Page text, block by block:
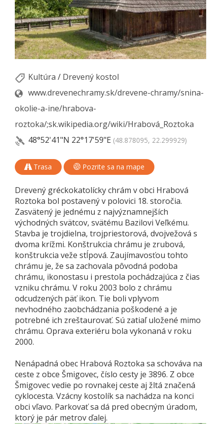
Kultúra / Drevený kostol
www.drevenechramy.sk/drevene-chramy/snina-
okolie-a-ine/hrabova-
roztoka/;sk.wikipedia.org/wiki/Hrabová_Roztoka
48°52'41"N 22°17'59"E (48.878095, 22.299929)
Trasa Pozrite sa na mape
Drevený gréckokatolícky chrám v obci Hrabová
Roztoka bol postavený v polovici 18. storočia.
Zasvätený je jednému z najvýznamnejších
východných svätcov, svätému Bazilovi Veľkému.
Stavba je trojdielna, trojpriestorová, dvojvežová s
dvoma krížmi. Konštrukcia chrámu je zrubová,
konštrukcia veže stĺpová. Zaujímavosťou tohto
chrámu je, že sa zachovala pôvodná podoba
chrámu, ikonostasu i prestola pochádzajúca z čias
vzniku chrámu. V roku 2003 bolo z chrámu
odcudzených päť ikon. Tie boli vplyvom
nevhodného zaobchádzania poškodené a je
potrebné ich zreštaurovať. Sú zatiaľ uložené mimo
chrámu. Oprava exteriéru bola vykonaná v roku
2000.
Nenápadná obec Hrabová Roztoka sa schováva na
ceste z obce Šmigovec, číslo cesty je 3896. Z obce
Šmigovec vedie po rovnakej ceste aj žltá značená
cyklocesta. Vzácny kostolík sa nachádza na konci
obci vľavo. Parkovať sa dá pred obecným úradom,
ktorý je pár metrov ďalej.